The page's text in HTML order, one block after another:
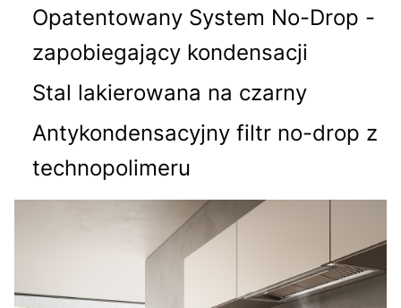
Opatentowany System No-Drop -
zapobiegający kondensacji
Stal lakierowana na czarny
Antykondensacyjny filtr no-drop z
technopolimeru